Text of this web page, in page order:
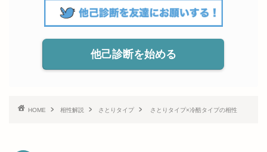
他己診断を始める
HOME 相性解説 さとりタイプ さとりタイプ×冷酷タイプの相性